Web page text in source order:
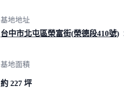
基地地址
台中市北屯區榮富街(榮德段410號)
基地面積
約 227 坪